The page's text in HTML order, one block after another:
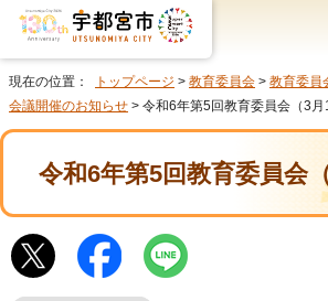
現在の位置： トップページ > 教育委員会 > 教育委員
会議開催のお知らせ > 令和6年第5回教育委員会（3月
令和6年第5回教育委員会